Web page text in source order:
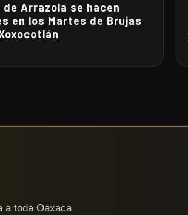
Arrazola se hacen
en los Martes de Brujas